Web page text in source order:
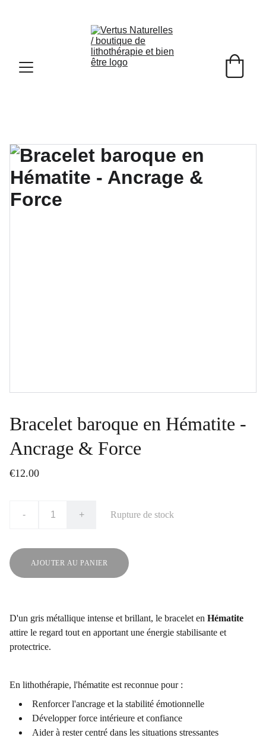
Bracelet baroque en Hématite -
Ancrage & Force
€12.00
- + Rupture de stock
AJOUTER AU PANIER
D'un gris métallique intense et brillant, le bracelet en Hématite
attire le regard tout en apportant une énergie stabilisante et
protectrice.
En lithothérapie, l'hématite est reconnue pour :
Renforcer l'ancrage et la stabilité émotionnelle
Développer force intérieure et confiance
Aider à rester centré dans les situations stressantes